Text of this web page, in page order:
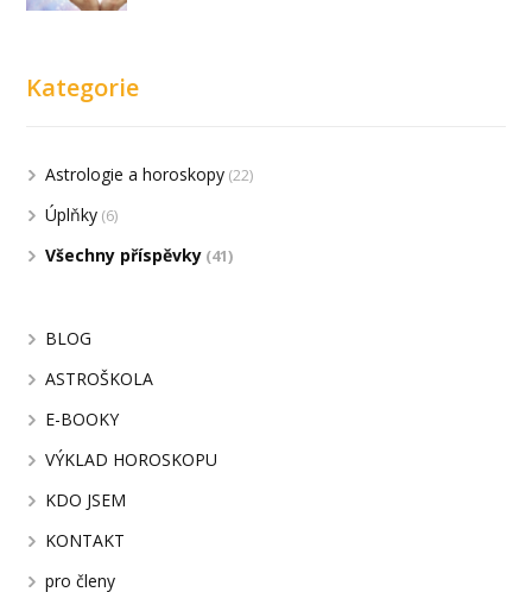
Kategorie
Astrologie a horoskopy (22)
Úplňky (6)
Všechny příspěvky (41)
BLOG
ASTROŠKOLA
E-BOOKY
VÝKLAD HOROSKOPU
KDO JSEM
KONTAKT
pro členy